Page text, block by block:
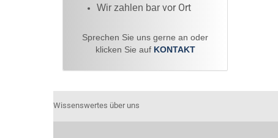
Wir zahlen bar vor Ort
Sprechen Sie uns gerne an oder
klicken Sie auf KONTAKT
Wissenswertes über uns